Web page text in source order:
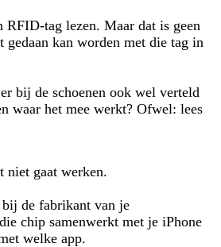
RFID-tag lezen. Maar dat is geen
gedaan kan worden met die tag in
bij de schoenen ook wel verteld
waar het mee werkt? Ofwel: lees
niet gaat werken.
de fabrikant van je
chip samenwerkt met je iPhone
welke app.